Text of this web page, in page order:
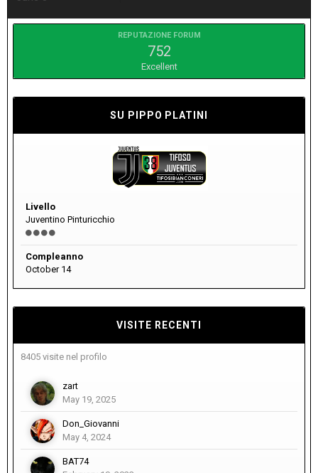
REPUTAZIONE FORUM
752
Excellent
SU PIPPO PLATINI
Livello
Juventino Pinturicchio
Compleanno
October 14
VISITE RECENTI
8405 visite nel profilo
zart
May 19, 2025
Don_Giovanni
May 4, 2024
BAT74